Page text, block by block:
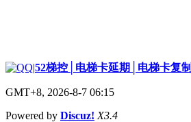
|52梯控│电梯卡延期│电梯卡复制
GMT+8, 2026-8-7 06:15
Powered by Discuz! X3.4